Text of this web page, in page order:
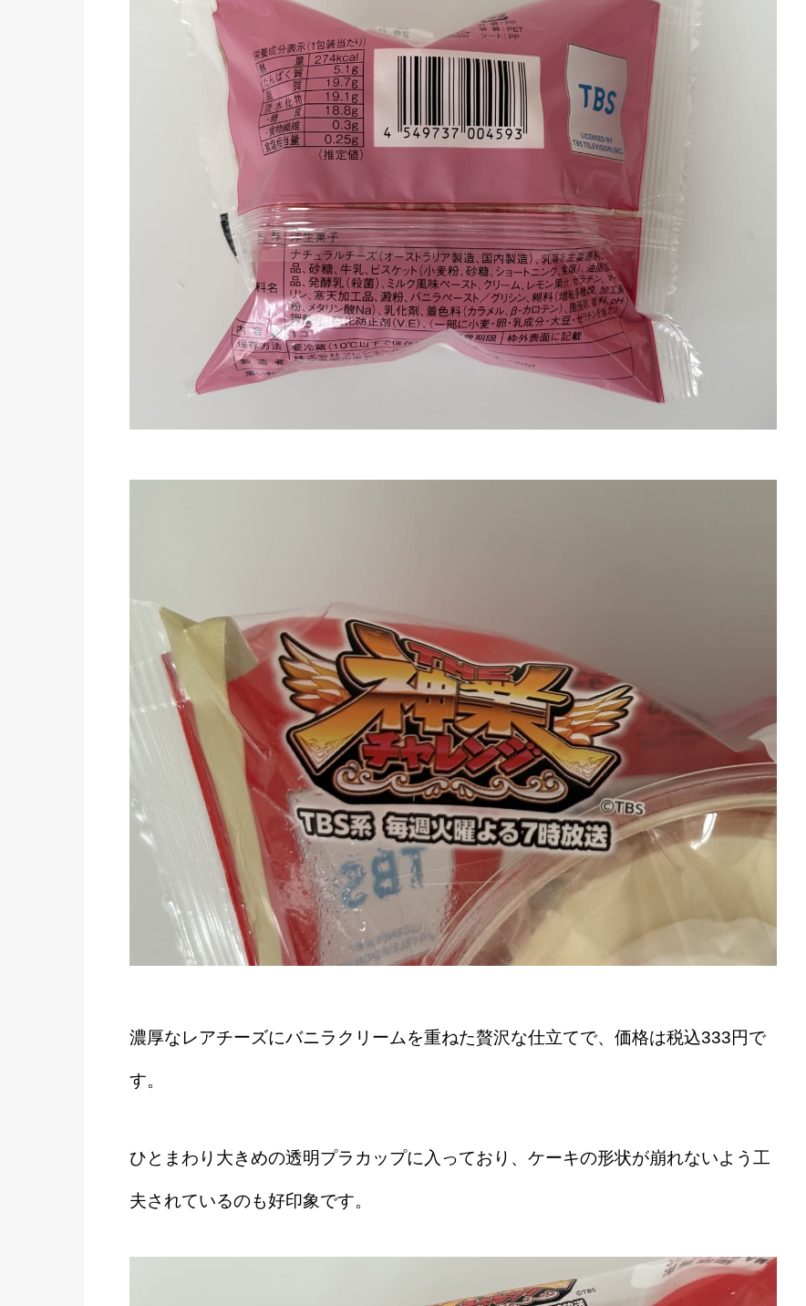
濃厚なレアチーズにバニラクリームを重ねた贅沢な仕立てで、価格は税込333円で
す。
ひとまわり大きめの透明プラカップに入っており、ケーキの形状が崩れないよう工
夫されているのも好印象です。